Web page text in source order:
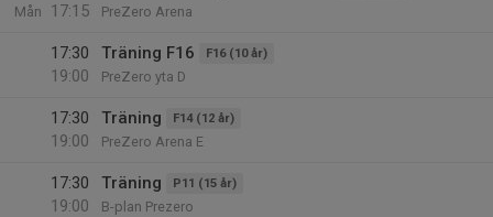
Mån
17:15
PreZero Arena
17:30
19:00
Träning F16 F16 (10 år)
PreZero yta D
17:30
19:00
Träning F14 (12 år)
PreZero Arena E
17:30
19:00
Träning P11 (15 år)
B-plan Prezero